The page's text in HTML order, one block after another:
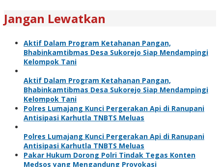
Jangan Lewatkan
Aktif Dalam Program Ketahanan Pangan,
Bhabinkamtibmas Desa Sukorejo Siap Mendampingi
Kelompok Tani
Aktif Dalam Program Ketahanan Pangan,
Bhabinkamtibmas Desa Sukorejo Siap Mendampingi
Kelompok Tani
Polres Lumajang Kunci Pergerakan Api di Ranupani
Antisipasi Karhutla TNBTS Meluas
Polres Lumajang Kunci Pergerakan Api di Ranupani
Antisipasi Karhutla TNBTS Meluas
Pakar Hukum Dorong Polri Tindak Tegas Konten
Medsos yang Mengandung Provokasi